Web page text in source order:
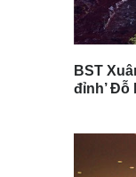
BST
đỉnh’ Đỗ